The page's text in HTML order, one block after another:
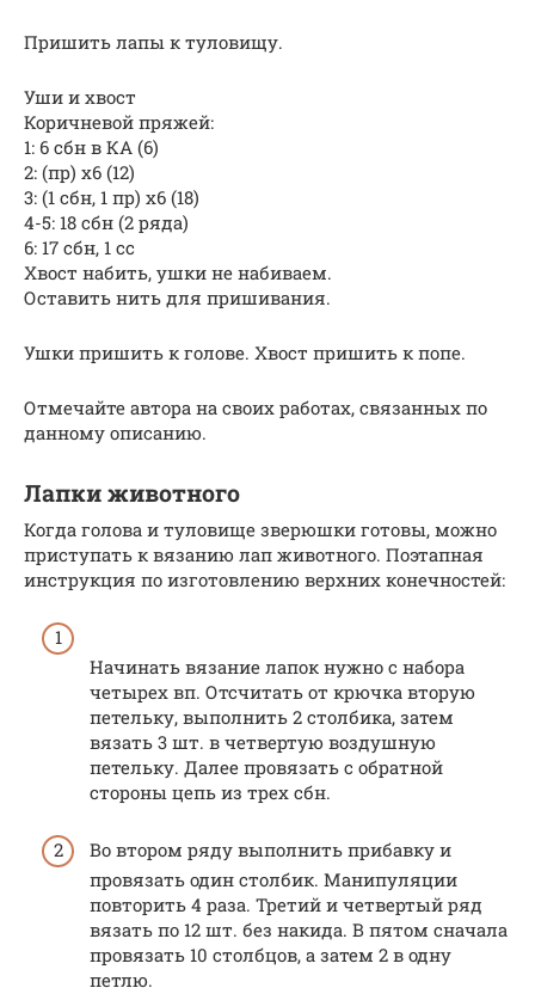
Пришить лапы к туловищу.
Уши и хвост
Коричневой пряжей:
1: 6 сбн в КА (6)
2: (пр) x6 (12)
3: (1 сбн, 1 пр) x6 (18)
4-5: 18 сбн (2 ряда)
6: 17 сбн, 1 cc
Хвост набить, ушки не набиваем.
Оставить нить для пришивания.
Ушки пришить к голове. Хвост пришить к попе.
Отмечайте автора на своих работах, связанных по
данному описанию.
Лапки животного
Когда голова и туловище зверюшки готовы, можно
приступать к вязанию лап животного. Поэтапная
инструкция по изготовлению верхних конечностей:
Начинать вязание лапок нужно с набора
четырех вп. Отсчитать от крючка вторую
петельку, выполнить 2 столбика, затем
вязать 3 шт. в четвертую воздушную
петельку. Далее провязать с обратной
стороны цепь из трех сбн.
Во втором ряду выполнить прибавку и
провязать один столбик. Манипуляции
повторить 4 раза. Третий и четвертый ряд
вязать по 12 шт. без накида. В пятом сначала
провязать 10 столбцов, а затем 2 в одну
петлю.